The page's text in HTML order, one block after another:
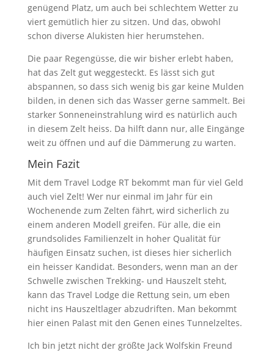
genügend Platz, um auch bei schlechtem Wetter zu
viert gemütlich hier zu sitzen. Und das, obwohl
schon diverse Alukisten hier herumstehen.
Die paar Regengüsse, die wir bisher erlebt haben,
hat das Zelt gut weggesteckt. Es lässt sich gut
abspannen, so dass sich wenig bis gar keine Mulden
bilden, in denen sich das Wasser gerne sammelt. Bei
starker Sonneneinstrahlung wird es natürlich auch
in diesem Zelt heiss. Da hilft dann nur, alle Eingänge
weit zu öffnen und auf die Dämmerung zu warten.
Mein Fazit
Mit dem Travel Lodge RT bekommt man für viel Geld
auch viel Zelt! Wer nur einmal im Jahr für ein
Wochenende zum Zelten fährt, wird sicherlich zu
einem anderen Modell greifen. Für alle, die ein
grundsolides Familienzelt in hoher Qualität für
häufigen Einsatz suchen, ist dieses hier sicherlich
ein heisser Kandidat. Besonders, wenn man an der
Schwelle zwischen Trekking- und Hauszelt steht,
kann das Travel Lodge die Rettung sein, um eben
nicht ins Hauszeltlager abzudriften. Man bekommt
hier einen Palast mit den Genen eines Tunnelzeltes.
Ich bin jetzt nicht der größte Jack Wolfskin Freund